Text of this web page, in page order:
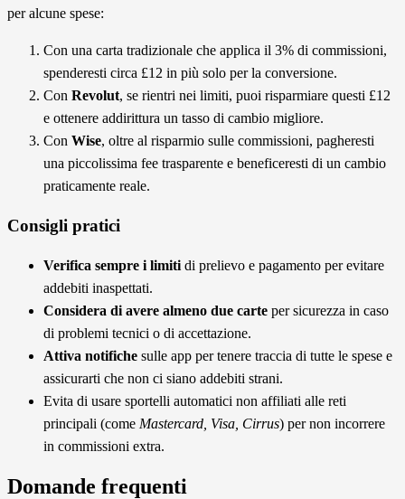
per alcune spese:
Con una carta tradizionale che applica il 3% di commissioni,
spenderesti circa £12 in più solo per la conversione.
Con Revolut, se rientri nei limiti, puoi risparmiare questi £12
e ottenere addirittura un tasso di cambio migliore.
Con Wise, oltre al risparmio sulle commissioni, pagheresti
una piccolissima fee trasparente e beneficeresti di un cambio
praticamente reale.
Consigli pratici
Verifica sempre i limiti di prelievo e pagamento per evitare
addebiti inaspettati.
Considera di avere almeno due carte per sicurezza in caso
di problemi tecnici o di accettazione.
Attiva notifiche sulle app per tenere traccia di tutte le spese e
assicurarti che non ci siano addebiti strani.
Evita di usare sportelli automatici non affiliati alle reti
principali (come Mastercard, Visa, Cirrus) per non incorrere
in commissioni extra.
Domande frequenti